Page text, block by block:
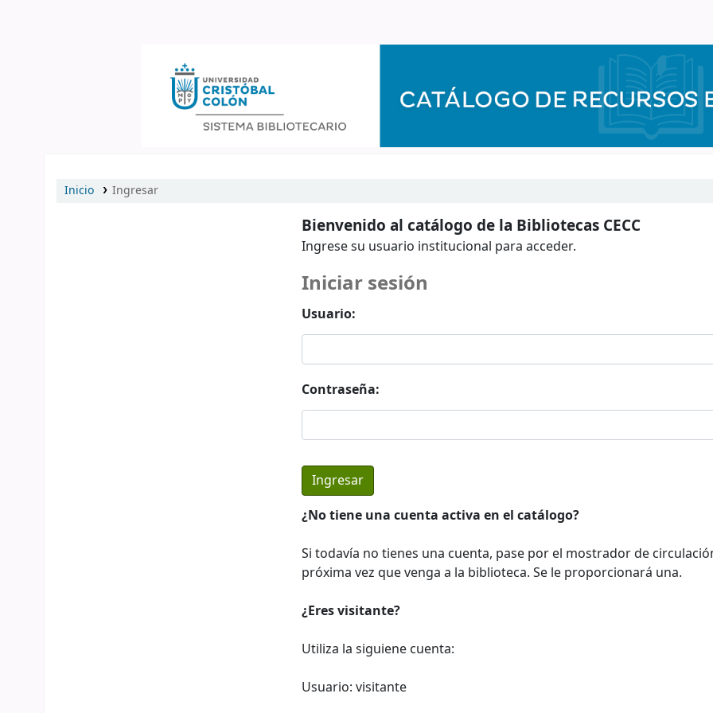
Inicio Ingresar
Bienvenido al catálogo de la Bibliotecas CECC
Ingrese su usuario institucional para acceder.
Iniciar sesión
Usuario:
Contraseña:
¿No tiene una cuenta activa en el catálogo?
Si todavía no tienes una cuenta, pase por el mostrador de
próxima vez que venga a la biblioteca. Se le proporcionará una.
¿Eres visitante?
Utiliza la siguiene cuenta:
Usuario: visitante